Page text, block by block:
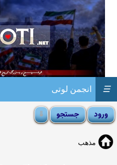
انجمن لوتی ☰
مذهب